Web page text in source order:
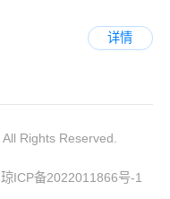
详情
Rights Reserved.
琼ICP备2022011866号-1